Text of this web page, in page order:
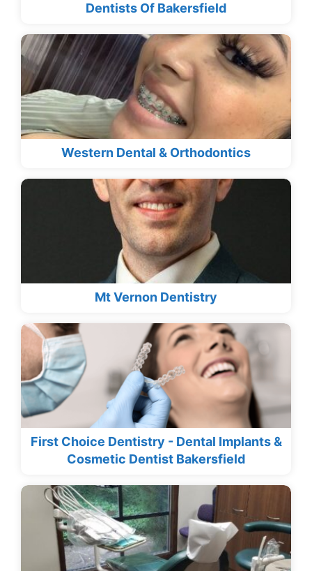
Dentists Of Bakersfield
Western Dental & Orthodontics
Mt Vernon Dentistry
First Choice Dentistry - Dental Implants &
Cosmetic Dentist Bakersfield